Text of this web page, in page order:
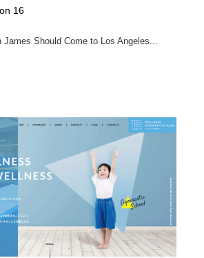
16
James Should Come to Los Angeles...